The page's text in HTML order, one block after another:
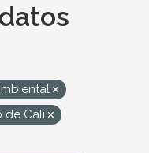
de Cali